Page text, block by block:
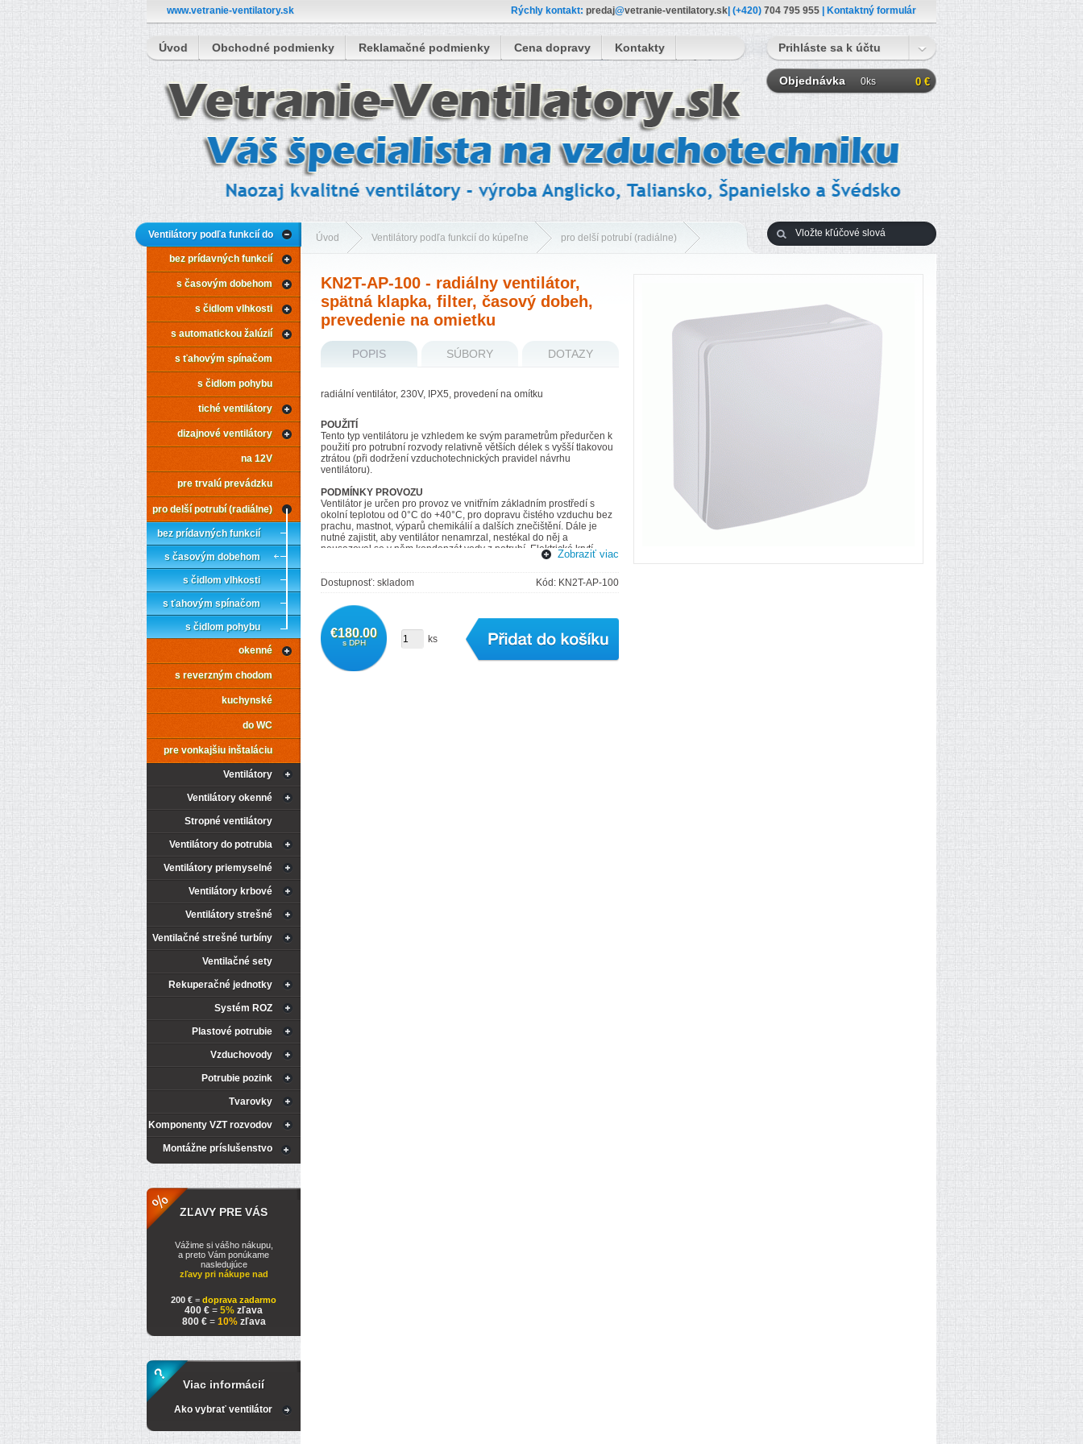
www.vetranie-ventilatory.sk Rýchly kontakt: predaj@vetranie-ventilatory.sk | (+420) 704 795 955 Kontaktný formulár
Úvod Obchodné podmienky Reklamačné podmienky Cena dopravy Kontakty
Objednávka 0ks 0 €
Prihláste sa k účtu
Úvod Ventilátory podľa funkcií do kúpeľne pro delší potrubí (radiálne)
KN2T-AP-100 - radiálny ventilátor, spätná klapka, filter, časový dobeh, prevedenie na
Ventilátory podľa funkcií do
kúpeľne
bez prídavných funkcií
s časovým dobehom
s čidlom vlhkosti
s automatickou žalúzií
s ťahovým spínačom
s čidlom pohybu
tiché ventilátory
dizajnové ventilátory
na 12V
pre trvalú prevádzku
pro delší potrubí (radiálne)
bez prídavných funkcií
s časovým dobehom
s čidlom vlhkosti
s ťahovým spínačom
s čidlom pohybu
okenné
s reverzným chodom
kuchynské
do WC
pre vonkajšiu inštaláciu
Ventilátory
Ventilátory okenné
Stropné ventilátory
Ventilátory do potrubia
Ventilátory priemyselné
Ventilátory krbové
Ventilátory strešné
Ventilačné strešné turbíny
Ventilačné sety
Rekuperačné jednotky
Systém ROZ
Plastové potrubie
Vzduchovody
Potrubie pozink
Tvarovky
Komponenty VZT rozvodov
Montážne príslušenstvo
ZĽAVY PRE VÁS
Vážime si vášho nákupu,
a preto Vám ponúkame
nasledujúce
zľavy pri nákupe nad
200 € = doprava zadarmo
400 € = 5% zľava
800 €= 10% zľava
Viac informácií
Ako vybrať ventilátor
KN2T-AP-100 - radiálny ventilátor,
spätná klapka, filter, časový dobeh,
prevedenie na omietku
POPIS SÚBORY DOTAZY
radiální ventilátor, 230V, IPX5, provedení na omítku
POUŽITÍ
Tento typ ventilátoru je vzhledem ke svým parametrům předurčen k
použití pro potrubní rozvody relativně větších délek s vyšší tlakovou
ztrátou (při dodržení vzduchotechnických pravidel návrhu
ventilátoru).
PODMÍNKY PROVOZU
Ventilátor je určen pro provoz ve vnitřním základním prostředí s
okolní teplotou od 0°C do +40°C, pro dopravu čistého vzduchu bez
prachu, mastnot, výparů chemikálií a dalších znečištění. Dále je
nutné zajistit, aby ventilátor nenamrzal, nestékal do něj a
neusazoval se v něm kondenzát vody z potrubí. Elektrické krytí
SKŘÍŇ
Skříň je vyrobena z elektricky nevodivého termoplastu TP bílé barvy.
Plast je mechanicky odolný, barevně stálý a snadno čistitelný. Skříň
je možné umístit na stěnu nebo i pod omítku.
Zobraziť viac
Dostupnosť: skladom Kód: KN2T-AP-100
€180.00
s DPH ks